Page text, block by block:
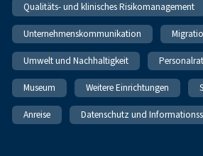
Qualitäts- und klinisches Risikomanagement
Unternehmenskommunikation
Umwelt und Nachhaltigkeit Personalrat
Museum Weitere Einrichtungen
Anreise Datenschutz und